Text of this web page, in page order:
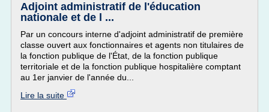
Adjoint administratif de l'éducation
nationale et de l ...
Par un concours interne d'adjoint administratif de première
classe ouvert aux fonctionnaires et agents non titulaires de
la fonction publique de l'État, de la fonction publique
territoriale et de la fonction publique hospitalière comptant
au 1er janvier de l'année du...
Lire la suite